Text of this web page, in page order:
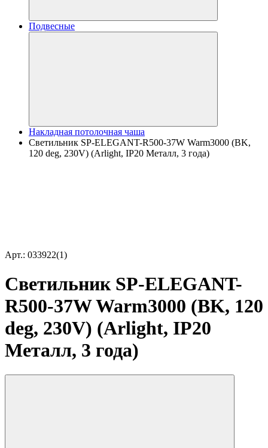
Подвесные
Накладная потолочная чаша
Светильник SP-ELEGANT-R500-37W Warm3000 (BK,
120 deg, 230V) (Arlight, IP20 Металл, 3 года)
Арт.: 033922(1)
Светильник SP-ELEGANT-
R500-37W Warm3000 (BK, 120
deg, 230V) (Arlight, IP20
Металл, 3 года)